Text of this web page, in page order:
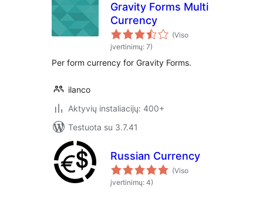
Gravity Forms Multi
Currency
(Viso
įvertinimų: 7)
Per form currency for Gravity Forms.
ilanco
Aktyvių instaliacijų: 400+
Testuota su 3.7.41
Russian Currency
(Viso
įvertinimų: 4)